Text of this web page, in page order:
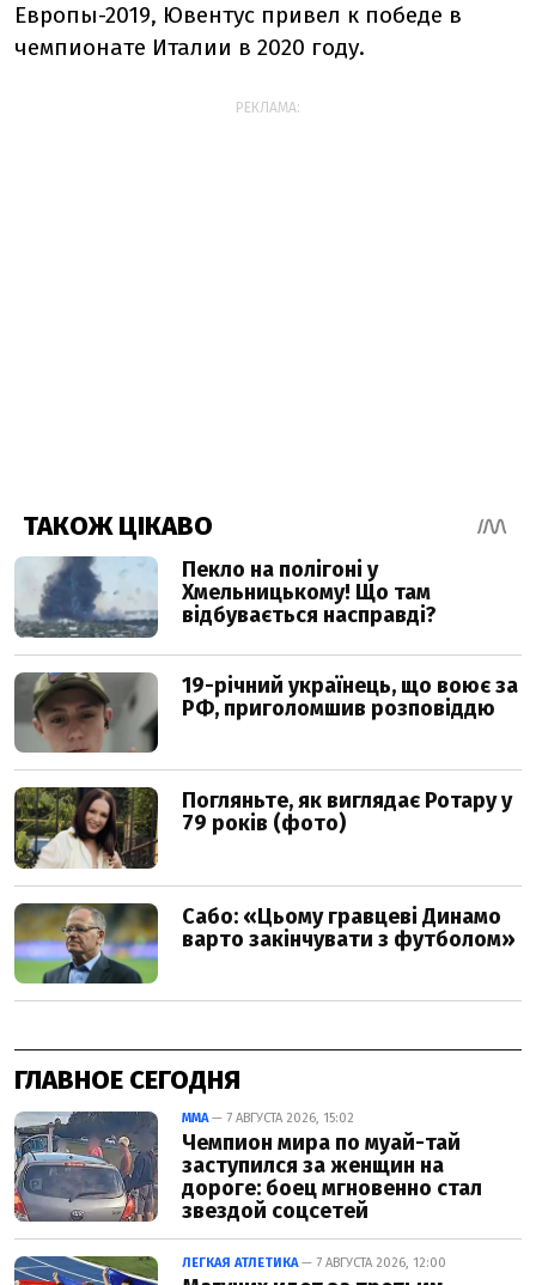
Европы-2019, Ювентус привел к победе в
чемпионате Италии в 2020 году.
РЕКЛАМА:
ГЛАВНОЕ СЕГОДНЯ
ММА— 7 АВГУСТА 2026, 15:02
Чемпион мира по муай-тай
заступился за женщин на
дороге: боец мгновенно стал
звездой соцсетей
ЛЕГКАЯ АТЛЕТИКА— 7 АВГУСТА 2026, 12:00